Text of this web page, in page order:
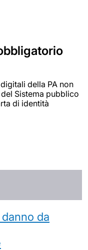
della PA non
Sistema pubblico
di identità
da